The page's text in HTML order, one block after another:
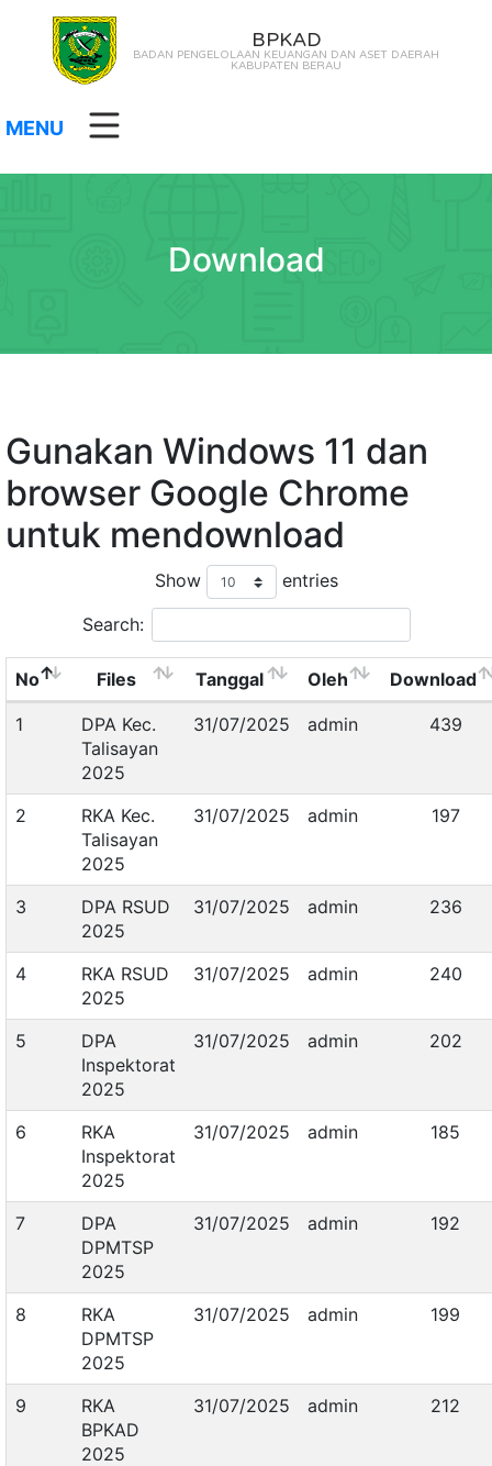
BPKAD
BADAN PENGELOLAAN KEUANGAN DAN ASET DAERAH
KABUPATEN BERAU
MENU
Download
Gunakan Windows 11 dan
browser Google Chrome
untuk mendownload
Show entries
Search:
No Files Tanggal Oleh Download
1
DPA Kec.
Talisayan
2025
31/07/2025 admin 439
2
RKA Kec.
Talisayan
2025
31/07/2025 admin 197
3
DPA RSUD
2025
31/07/2025 admin 236
4
RKA RSUD
2025
31/07/2025 admin 240
5
DPA
Inspektorat
2025
31/07/2025 admin 202
6
RKA
Inspektorat
2025
31/07/2025 admin 185
7
DPA
DPMTSP
2025
31/07/2025 admin 192
8
RKA
DPMTSP
2025
31/07/2025 admin 199
9
RKA
BPKAD
2025
31/07/2025 admin 212